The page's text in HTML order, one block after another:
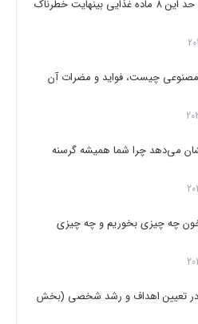
مصرف بیش از حد این 8 ماده غذایی بینهایت خطرناک
چیست، فواید و مضرات آن
نشان می‌دهد چرا شما همیشه گرسنه
چه چیزی بخوریم و چه چیزی
در تعیین اهداف و رشد شخصی (بخش